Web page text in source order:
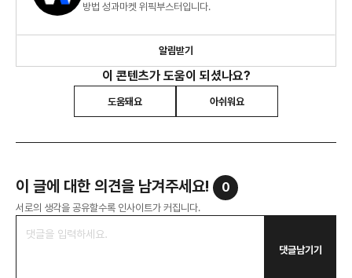
방법 성과마켓 위픽부스터입니다.
알림받기
이 콘텐츠가 도움이 되셨나요?
도움돼요 아쉬워요
이 글에 대한 의견을 남겨주세요! 0
서로의 생각을 공유할수록 인사이트가 커집니다.
댓글남기기